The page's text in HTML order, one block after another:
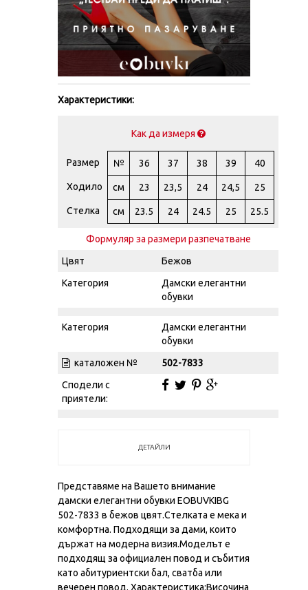
Характеристики:
Как да измеря
Размер № 36 37 38 39 40
Ходило см 23 23,5 24 24,5 25
Стелка см 23.5 24 24.5 25 25.5
Формуляр за размери разпечатване
Цвят
Бежов
Категория
Дамски елегантни
обувки
Категория
Дамски елегантни
обувки
каталожен №
502-7833
Сподели с
приятели:
ДЕТАЙЛИ
Представяме на Вашето внимание
дамски елегантни обувки EOBUVKIBG
502-7833 в бежов цвят.Стелката е мека и
комфортна. Подходящи за дами, които
държат на модерна визия.Моделът е
подходящ за официален повод и събития
като абитуриентски бал, сватба или
вечерен повод. Характеристикa:Височина